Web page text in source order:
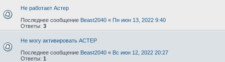
Не работает Астер
Последнее сообщение Beast2040 « Пн июн 13, 2022 9:40
Ответы: 3
Не могу активировать АСТЕР
Последнее сообщение Beast2040 « Вс июн 12, 2022 20:27
Ответы: 1